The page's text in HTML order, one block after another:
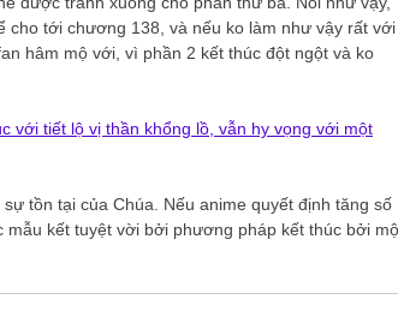
cho tới chương 138, và nếu ko làm như vậy rất với
hâm mộ với, vì phần 2 kết thúc đột ngột và ko
với tiết lộ vị thần khổng lồ, vẫn hy vọng với một
tồn tại của Chúa. Nếu anime quyết định tăng số
kết tuyệt vời bởi phương pháp kết thúc bởi